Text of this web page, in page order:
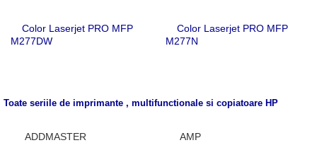
Color Laserjet PRO MFP
M277DW
Color Laserjet PRO MFP
M277N
Toate seriile de imprimante , multifunctionale si copiatoare HP
ADDMASTER AMP